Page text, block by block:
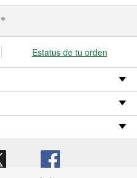
®
Estatus de tu orden